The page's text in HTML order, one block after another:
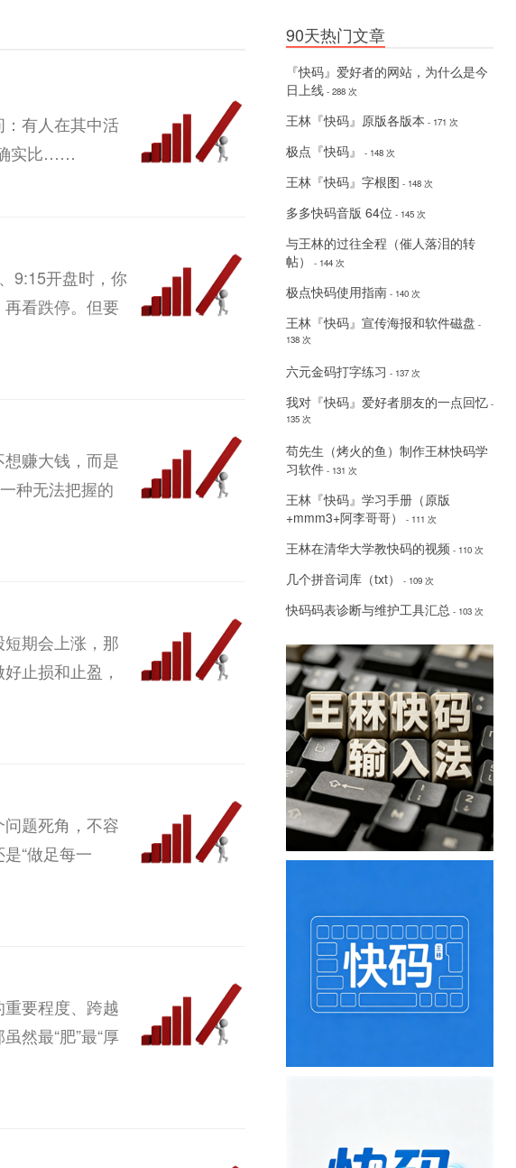
有人在其中活
确实比……
开盘时，你
看跌停。但要
赚大钱，而是
种无法把握的
期会上涨，那
止损和止盈，
题死角，不容
“做足每一
要程度、跨越
然最“肥”最“厚
90天热门文章
『快码』爱好者的网站，为什么是今
日上线 - 288 次
王林『快码』原版各版本 - 171 次
极点『快码』 - 148 次
王林『快码』字根图 - 148 次
多多快码音版 64位 - 145 次
与王林的过往全程（催人落泪的转
帖）
- 144 次
极点快码使用指南 - 140 次
王林『快码』宣传海报和软件磁盘 -
138 次
六元金码打字练习 - 137 次
我对『快码』爱好者朋友的一点回忆 -
135 次
苟先生（烤火的鱼）制作王林快码学
习软件 - 131 次
王林『快码』学习手册（原版
+mmm3+阿李哥哥）
- 111 次
王林在清华大学教快码的视频 - 110 次
几个拼音词库（txt） - 109 次
快码码表诊断与维护工具汇总 - 103 次